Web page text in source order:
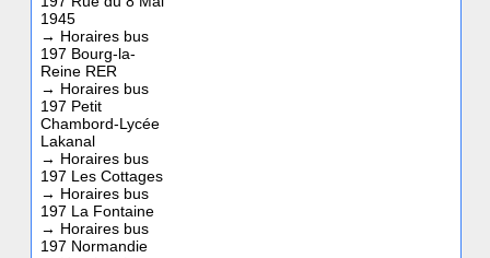
1945
→ Horaires bus
197 Bourg-la-
Reine RER
→ Horaires bus
197 Petit
Chambord-Lycée
Lakanal
→ Horaires bus
197 Les Cottages
→ Horaires bus
197 La Fontaine
→ Horaires bus
197 Normandie